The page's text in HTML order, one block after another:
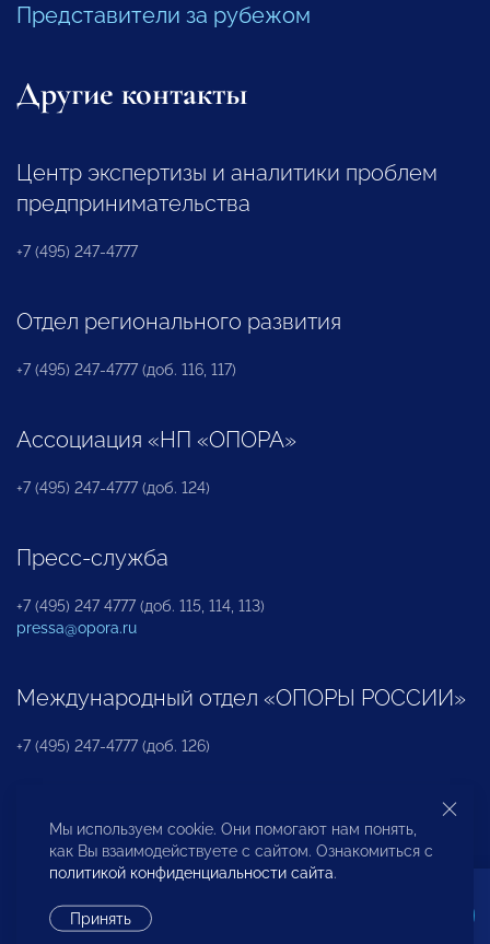
Представители за рубежом
Другие контакты
Центр экспертизы и аналитики проблем
предпринимательства
+7 (495) 247-4777
Отдел регионального развития
+7 (495) 247-4777 (доб. 116, 117)
Ассоциация «НП «ОПОРА»
+7 (495) 247-4777 (доб. 124)
Пресс-служба
+7 (495) 247 4777 (доб. 115, 114, 113)
pressa@opora.ru
Международный отдел «ОПОРЫ РОССИИ»
+7 (495) 247-4777 (доб. 126)
Бюро по защите прав предпринимателей и
инвесторов
Мы используем cookie. Они помогают нам понять,
как Вы взаимодействуете с сайтом. Ознакомиться с
политикой конфиденциальности сайта.
Принять